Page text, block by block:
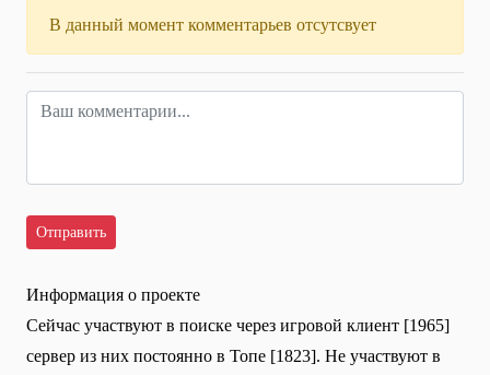
В данный момент комментарьев отсутсвует
Информация о проекте
Сейчас участвуют в поиске через игровой клиент [1965]
сервер из них постоянно в Топе [1823]. Не участвуют в